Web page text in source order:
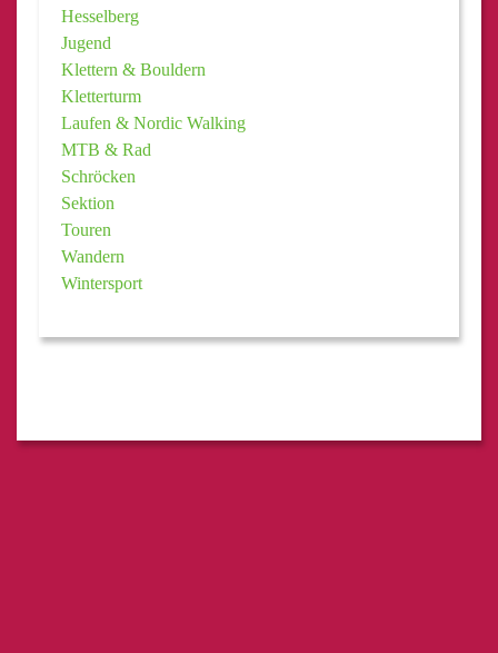
Hesselberg
Jugend
Klettern & Bouldern
Kletterturm
Laufen & Nordic Walking
MTB & Rad
Schröcken
Sektion
Touren
Wandern
Wintersport